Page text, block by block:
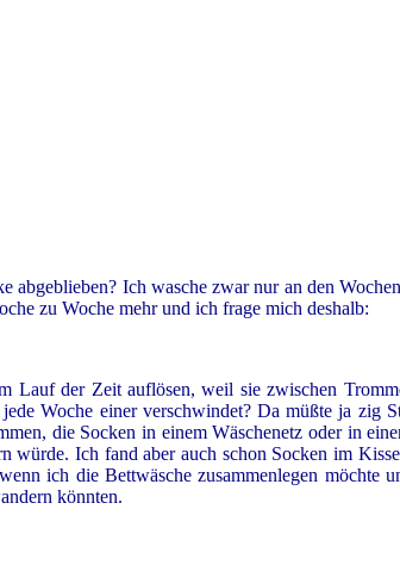
Ich wasche zwar nur an den
zu Woche mehr und ich frage mich deshalb:
Lauf der Zeit auflösen, weil sie zwischen
Woche einer verschwindet? Da müßte ja zig
die Socken in einem Wäschenetz oder in
Ich fand aber auch schon Socken im
ich die Bettwäsche zusammenlegen möchte
könnten.